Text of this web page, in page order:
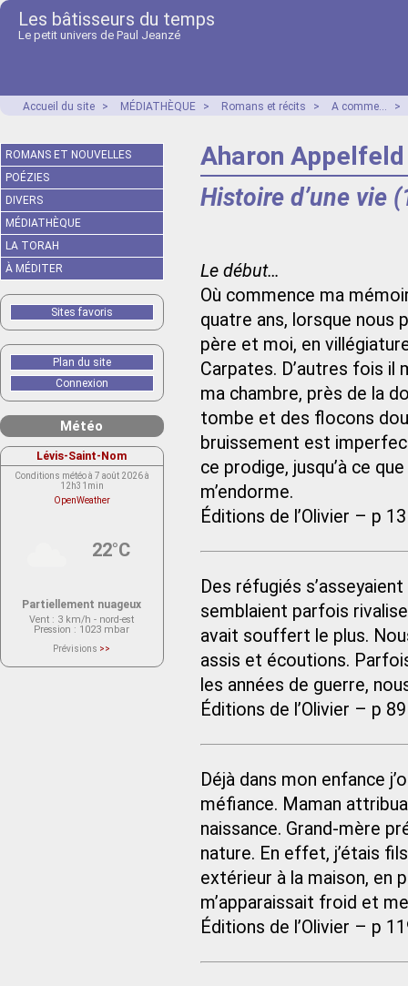
Les bâtisseurs du temps
Le petit univers de Paul Jeanzé
Accueil du site > MÉDIATHÈQUE > Romans et récits > A comme... >
Aharon
Histoire d’une vie
Le début…
Où commence ma
quatre ans, lorsque nous
père et moi, en
Carpates. D’autres fois il
ma chambre, près de la
tombe et des flocons
bruissement est
ce prodige, jusqu’à ce
m’endorme.
Éditions de l’Olivier – p 13
Des réfugiés
semblaient parfois
avait souffert le plus.
assis et écoutions.
les années de guerre,
Éditions de l’Olivier – p 89
Déjà dans mon enfance
méfiance. Maman
naissance. Grand-mère
nature. En effet, j’étais
extérieur à la maison, en
m’apparaissait froid et
Éditions de l’Olivier – p
ROMANS ET NOUVELLES
POÉZIES
DIVERS
MÉDIATHÈQUE
LA TORAH
À MÉDITER
Sites favoris
Plan du site
Connexion
Météo
Lévis-Saint-Nom
Conditions météo à 7 août 2026 à
12h31min
OpenWeather
22°C
Partiellement nuageux
Vent : 3 km/h - nord-est
Pression : 1023 mbar
Prévisions >>
actuellement aucune prévision